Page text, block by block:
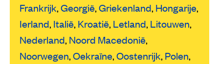
Frankrijk,Georgië,Griekenland, Hongarije,
Ierland, Italië, Kroatië, Letland, Litouwen,
Nederland, Noord Macedonië,
Noorwegen,Oekraïne,Oostenrijk, Polen,